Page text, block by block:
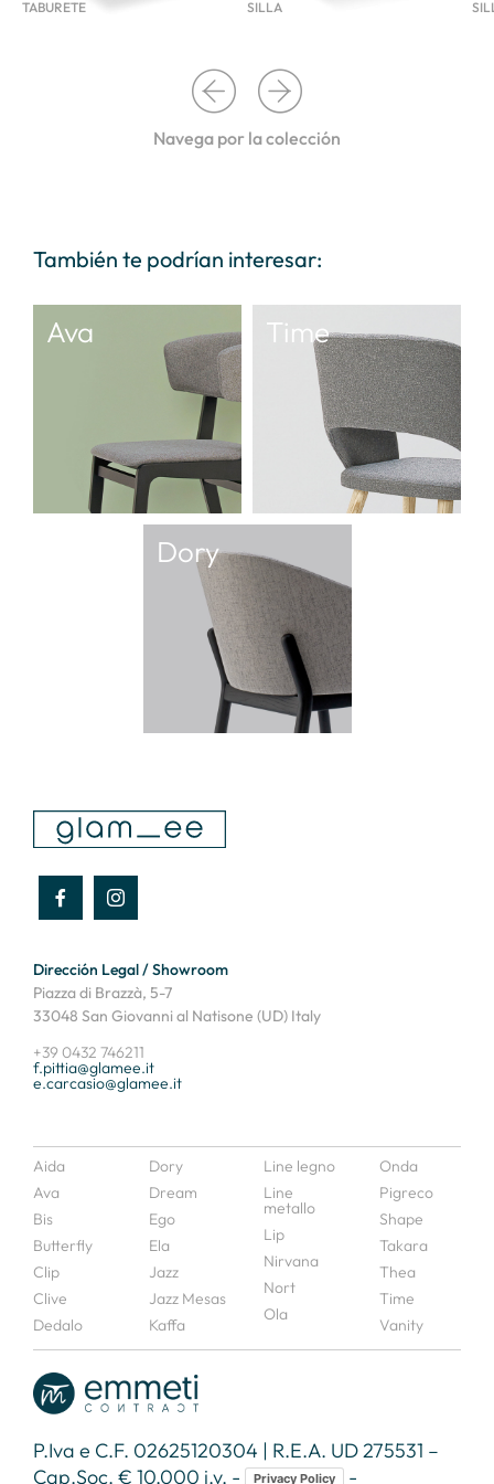
TABURETE
SILLA
Navega por la colección
También te podrían interesar:
Ava Time
Dory
Dirección Legal / Showroom
Piazza di Brazzà, 5-7
33048 San Giovanni al Natisone (UD) Italy
+39 0432 746211
f.pittia@glamee.it
e.carcasio@glamee.it
Aida
Ava
Bis
Butterfly
Clip
Clive
Dedalo
Dory
Dream
Ego
Ela
Jazz
Jazz Mesas
Kaffa
Line legno
Line
metallo
Lip
Nirvana
Nort
Ola
Onda
Pigreco
Shape
Takara
Thea
Time
Vanity
P.Iva e C.F. 02625120304 | R.E.A. UD 275531 –
Cap.Soc. € 10.000 i.v. -
Privacy Policy -